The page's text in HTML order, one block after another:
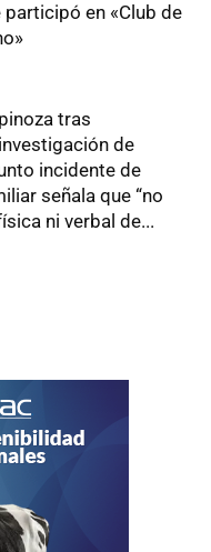
participó en «Club de
tras
de
incidente de
señala que “no
ni verbal de...